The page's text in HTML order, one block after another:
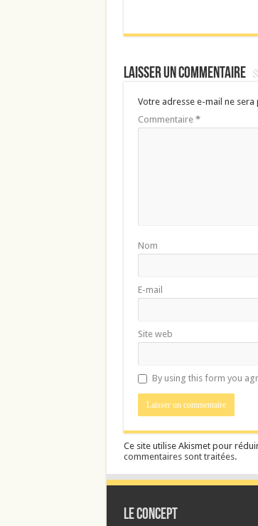
Laisser un commentaire
Votre adresse e-mail ne sera
Commentaire *
Nom
E-mail
Site web
By using this form you
Ce site utilise Akismet pour
commentaires sont traitées.
Le CONCEPT